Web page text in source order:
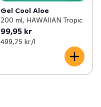
Gel Cool Aloe
200 ml, HAWAIIAN Tropic
99,95 kr
499,75 kr /l